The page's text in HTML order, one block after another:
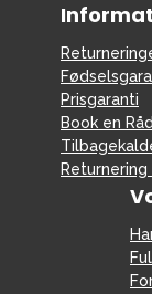
Prisgaranti
Book en